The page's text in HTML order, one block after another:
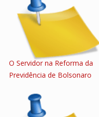
O Servidor na Reforma da
Previdência de Bolsonaro